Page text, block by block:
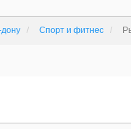
Спорт и фитнес